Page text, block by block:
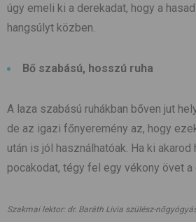
úgy emeli ki a derekadat, hogy a
hangsúlyt közben.
Bő szabású, hosszú ruha
A laza szabású ruhákban bőven jut
de az igazi főnyeremény az, hogy
után is jól használhatóak. Ha ki akarod
pocakodat, tégy fel egy vékony övet
Szakmai lektor: dr. Baráth Livia szülész-